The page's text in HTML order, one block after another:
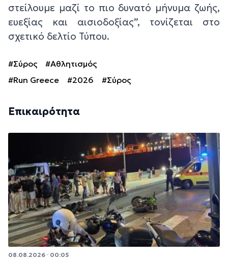
στείλουμε μαζί το πιο δυνατό μήνυμα ζωής,
ευεξίας και αισιοδοξίας”, τονίζεται στο
σχετικό δελτίο Τύπου.
#Σύρος
#Αθλητισμός
#Run Greece
#2026 #Σύρος
Επικαιρότητα
08.08.2026 · 00:05